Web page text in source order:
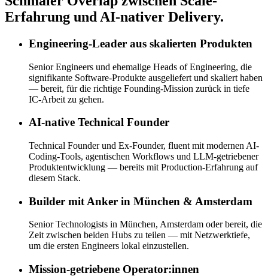
Erfahrung und AI-nativer Delivery.
Engineering-Leader aus skalierten Produkten
Senior Engineers und ehemalige Heads of Engineering, die
signifikante Software-Produkte ausgeliefert und skaliert haben
— bereit, für die richtige Founding-Mission zurück in tiefe
IC-Arbeit zu gehen.
AI-native Technical Founder
Technical Founder und Ex-Founder, fluent mit modernen AI-
Coding-Tools, agentischen Workflows und LLM-getriebener
Produktentwicklung — bereits mit Production-Erfahrung auf
diesem Stack.
Builder mit Anker in München & Amsterdam
Senior Technologists in München, Amsterdam oder bereit, die
Zeit zwischen beiden Hubs zu teilen — mit Netzwerktiefe,
um die ersten Engineers lokal einzustellen.
Mission-getriebene Operator:innen